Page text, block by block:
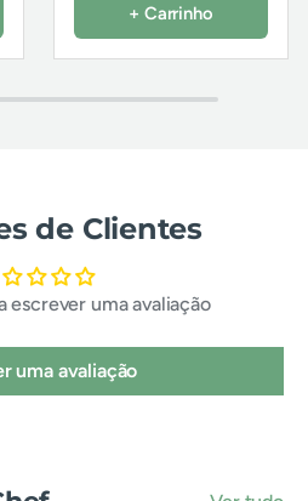
+ Carrinho
de Clientes
escrever uma avaliação
uma avaliação